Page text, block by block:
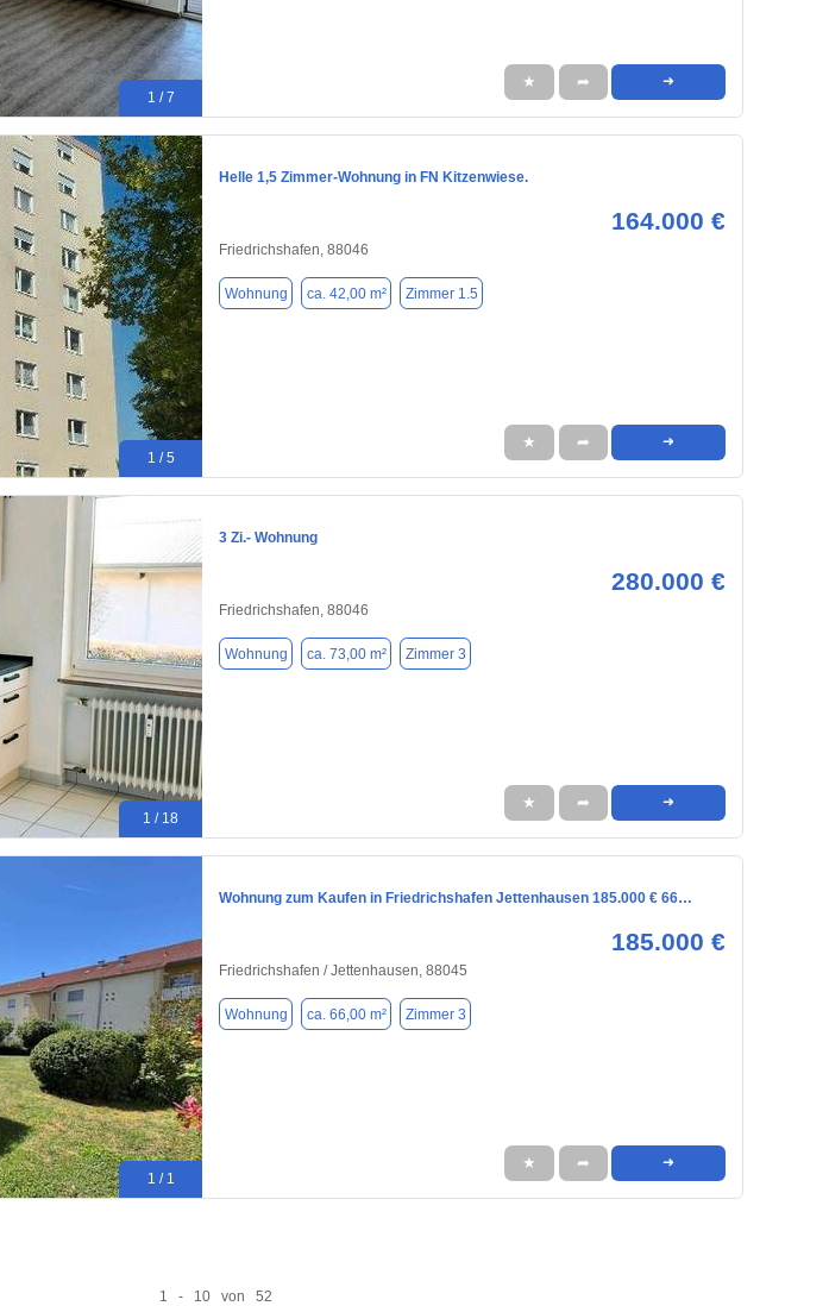
1 / 7
★ ➦ ➜
1 / 5
Helle 1,5 Zimmer-Wohnung in FN Kitzenwiese.
164.000 €
Friedrichshafen, 88046
Wohnung ca. 42,00 m² Zimmer 1.5
★ ➦ ➜
1 / 18
3 Zi.- Wohnung
280.000 €
Friedrichshafen, 88046
Wohnung ca. 73,00 m² Zimmer 3
★ ➦ ➜
1 / 1
Wohnung zum Kaufen in Friedrichshafen Jettenhausen 185.000 € 66…
185.000 €
Friedrichshafen / Jettenhausen, 88045
Wohnung ca. 66,00 m² Zimmer 3
★ ➦ ➜
1 - 10 von 52